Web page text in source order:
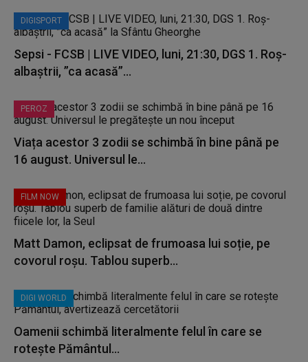
DIGISPORT
Sepsi - FCSB | LIVE VIDEO, luni, 21:30, DGS 1. Roș-
albaștrii, ”ca acasă”...
PEROZ
Viața acestor 3 zodii se schimbă în bine până pe
16 august. Universul le...
FILM NOW
Matt Damon, eclipsat de frumoasa lui soție, pe
covorul roșu. Tablou superb...
DIGI WORLD
Oamenii schimbă literalmente felul în care se
rotește Pământul...